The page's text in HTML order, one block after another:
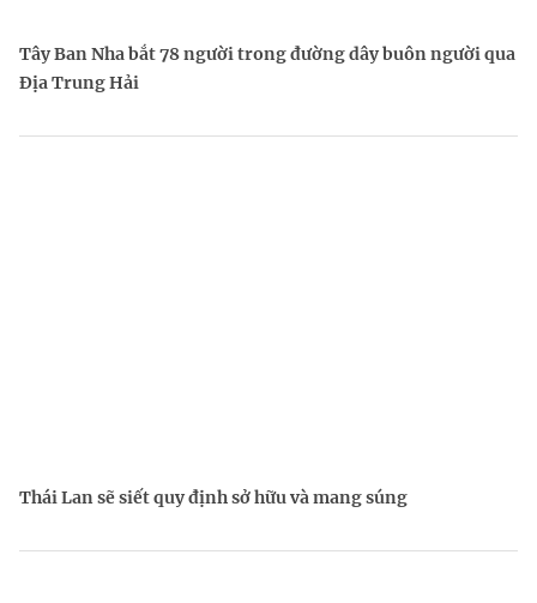
Tây Ban Nha bắt 78 người trong đường dây buôn người qua
Địa Trung Hải
Thái Lan sẽ siết quy định sở hữu và mang súng